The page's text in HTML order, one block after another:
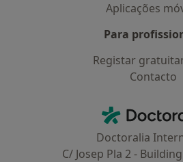
Aplicações
Para
Registar
Contacto
Doctoralia
C/ Josep Pla 2 -